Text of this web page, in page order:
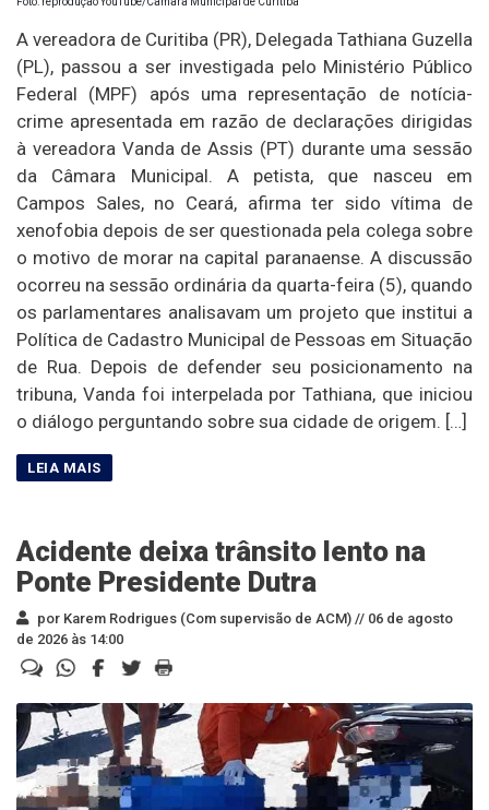
A vereadora de Curitiba (PR), Delegada Tathiana Guzella
(PL), passou a ser investigada pelo Ministério Público
Federal (MPF) após uma representação de notícia-
crime apresentada em razão de declarações dirigidas
à vereadora Vanda de Assis (PT) durante uma sessão
da Câmara Municipal. A petista, que nasceu em
Campos Sales, no Ceará, afirma ter sido vítima de
xenofobia depois de ser questionada pela colega sobre
o motivo de morar na capital paranaense. A discussão
ocorreu na sessão ordinária da quarta-feira (5), quando
os parlamentares analisavam um projeto que institui a
Política de Cadastro Municipal de Pessoas em Situação
de Rua. Depois de defender seu posicionamento na
tribuna, Vanda foi interpelada por Tathiana, que iniciou
o diálogo perguntando sobre sua cidade de origem. […]
Acidente deixa trânsito lento na
Ponte Presidente Dutra
por Karem Rodrigues (Com supervisão de ACM) // 06 de agosto
de 2026 às 14:00